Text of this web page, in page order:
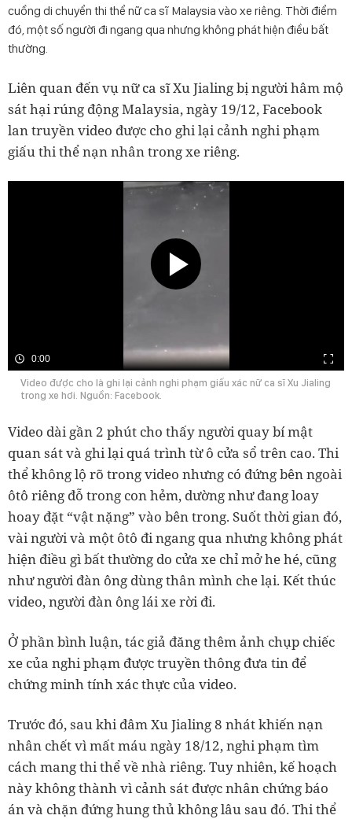
cuồng di chuyển thi thể nữ ca sĩ Malaysia vào xe riêng. Thời điểm
đó, một số người đi ngang qua nhưng không phát hiện điều bất
thường.
Liên quan đến vụ nữ ca sĩ Xu Jialing bị người hâm mộ
sát hại rúng động Malaysia, ngày 19/12, Facebook
lan truyền video được cho ghi lại cảnh nghi phạm
giấu thi thể nạn nhân trong xe riêng.
0:00
Video được cho là ghi lại cảnh nghi phạm giấu xác nữ ca sĩ Xu Jialing
trong xe hơi. Nguồn: Facebook.
Video dài gần 2 phút cho thấy người quay bí mật
quan sát và ghi lại quá trình từ ô cửa sổ trên cao. Thi
thể không lộ rõ trong video nhưng có đứng bên ngoài
ôtô riêng đỗ trong con hẻm, dường như đang loay
hoay đặt “vật nặng” vào bên trong. Suốt thời gian đó,
vài người và một ôtô đi ngang qua nhưng không phát
hiện điều gì bất thường do cửa xe chỉ mở he hé, cũng
như người đàn ông dùng thân mình che lại. Kết thúc
video, người đàn ông lái xe rời đi.
Ở phần bình luận, tác giả đăng thêm ảnh chụp chiếc
xe của nghi phạm được truyền thông đưa tin để
chứng minh tính xác thực của video.
Trước đó, sau khi đâm Xu Jialing 8 nhát khiến nạn
nhân chết vì mất máu ngày 18/12, nghi phạm tìm
cách mang thi thể về nhà riêng. Tuy nhiên, kế hoạch
này không thành vì cảnh sát được nhân chứng báo
án và chặn đứng hung thủ không lâu sau đó. Thi thể